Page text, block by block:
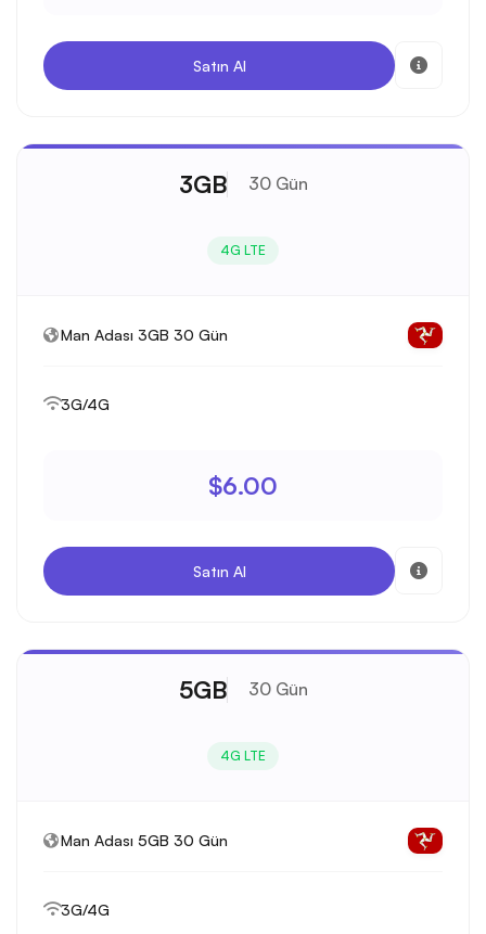
Satın Al
3GB 30 Gün
4G LTE
Man Adası 3GB 30 Gün
3G/4G
$6.00
Satın Al
5GB 30 Gün
4G LTE
Man Adası 5GB 30 Gün
3G/4G